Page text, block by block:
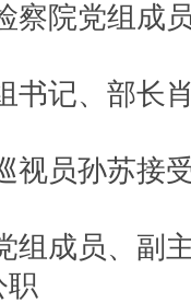
察院党组成
书记、部长
视员孙苏接
组成员、副
职